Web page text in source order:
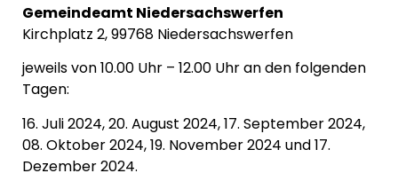
Gemeindeamt Niedersachswerfen
Kirchplatz 2, 99768 Niedersachswerfen
jeweils von 10.00 Uhr – 12.00 Uhr an den folgenden
Tagen:
16. Juli 2024, 20. August 2024, 17. September 2024,
08. Oktober 2024, 19. November 2024 und 17.
Dezember 2024.